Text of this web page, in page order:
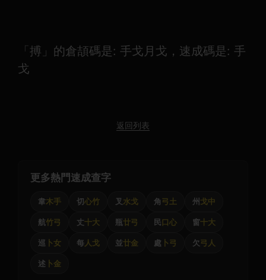
「搏」的倉頡碼是: 手戈月戈，速成碼是: 手
戈
返回列表
更多熱門速成查字
韋木手 切心竹 叉 水戈 角弓土 州 戈中
航竹弓 丈十大 瓶廿弓 民口心 窗十大
巡 卜女 每人戈 並廿金 處 卜弓 欠弓人
述 卜金